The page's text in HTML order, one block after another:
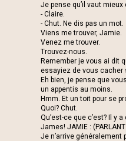
Je pense qu’il vaut
- Claire.
- Chut. Ne dis pas un mot.
Viens me trouver, Jamie.
Venez me trouver.
Trouvez-nous.
Remember je vous ai dit
essayiez de vous cacher
Eh bien, je pense que
un appentis au moins.
Hmm. Et un toit pour se
Quoi? Chut.
Qu’est-ce que c’est? Il y
James! JAMIE :
Je n’arrive